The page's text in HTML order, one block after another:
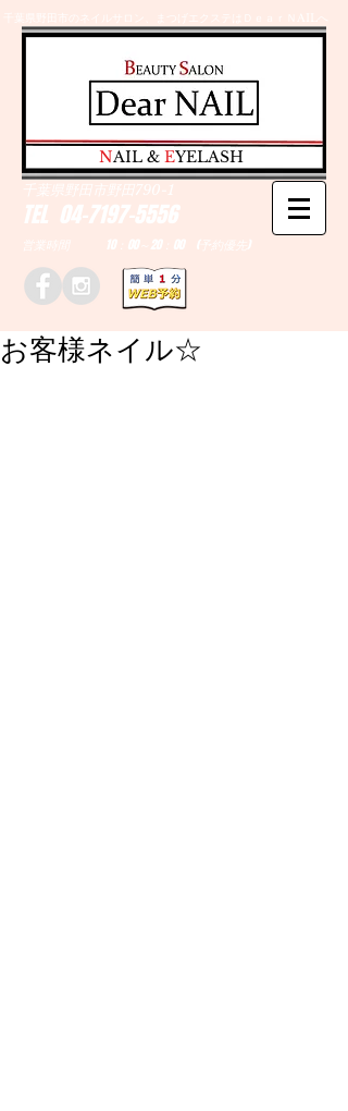
千葉県野田市のネイルサロン、まつげエクステはＤｅａｒＮAILへ
TEL 04-7197-5556
営業時間 10：00～20：00 (予約優先)
千葉県野田市野田790-1
​NAIL & EYELASH
お客様ネイル☆